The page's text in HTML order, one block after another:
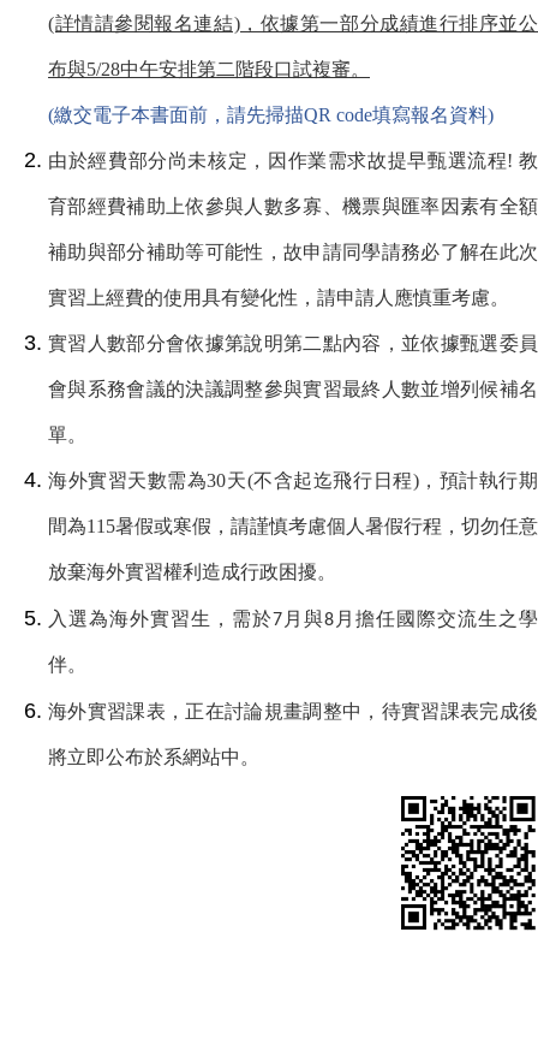
(詳情請參閱報名連結)，依據第一部分成績進行排序並公
布與5/28中午安排第二階段口試複審。
(繳交電子本書面前，請先掃描QR code填寫報名資料)
由於經費部分尚未核定，因作業需求故提早甄選流程! 教
育部經費補助上依參與人數多寡、機票與匯率因素有全額
補助與部分補助等可能性，故申請同學請務必了解在此次
實習上經費的使用具有變化性，請申請人應慎重考慮。
實習人數部分會依據第說明第二點內容，並依據甄選委員
會與系務會議的決議調整參與實習最終人數並增列候補名
單。
海外實習天數需為30天(不含起迄飛行日程)，預計執行期
間為115暑假或寒假，請謹慎考慮個人暑假行程，切勿任意
放棄海外實習權利造成行政困擾。
入選為海外實習生，需於7 月與8 月擔任國際交流生之學
伴。
海外實習課表，正在討論規畫調整中，待實習課表完成後
將立即公布於系網站中。